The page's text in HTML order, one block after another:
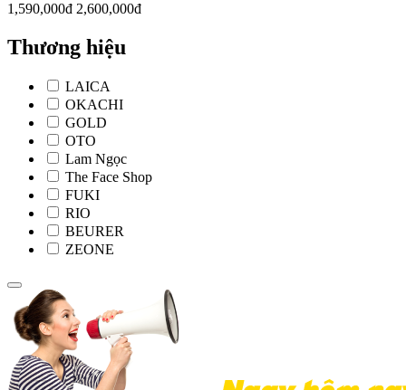
1,590,000đ 2,600,000đ
Thương hiệu
LAICA
OKACHI
GOLD
OTO
Lam Ngọc
The Face Shop
FUKI
RIO
BEURER
ZEONE